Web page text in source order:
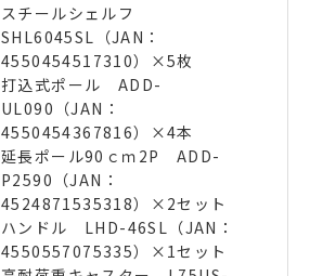
スチールシェルフ
SHL6045SL（JAN：
4550454517310）×5枚
打込式ポール ADD-
UL090（JAN：
4550454367816）×4本
延長ポール90ｃｍ2P ADD-
P2590（JAN：
4524871535318）×2セット
ハンドル LHD-46SL（JAN：
4550557075335）×1セット